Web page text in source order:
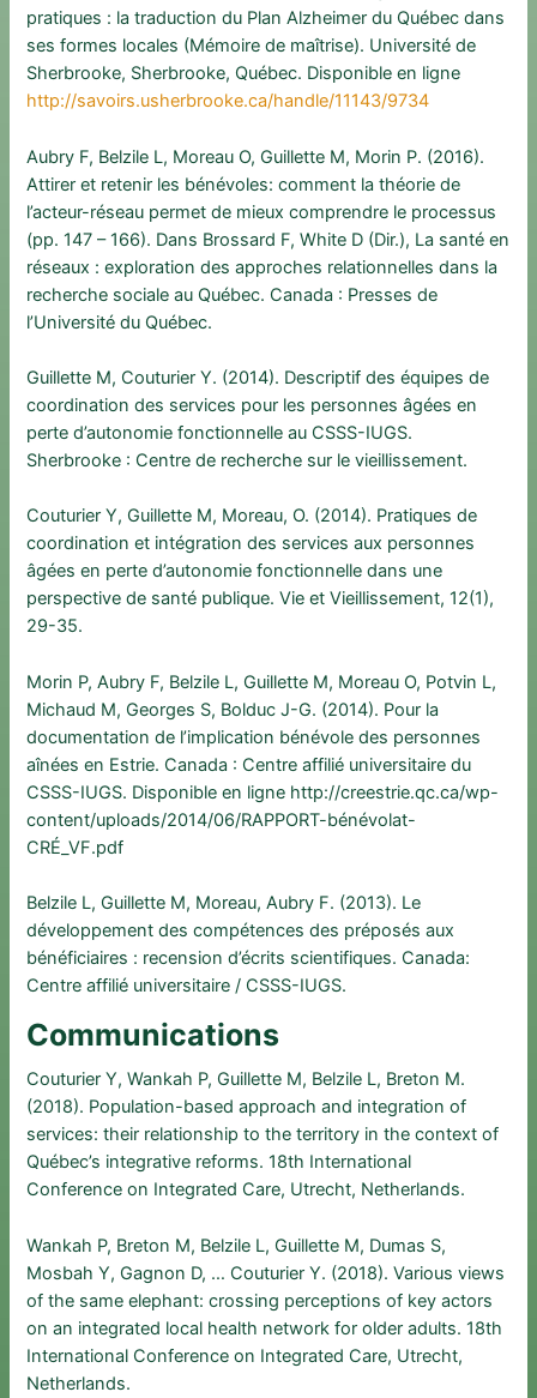
pratiques : la traduction du Plan Alzheimer du Québec dans
ses formes locales (Mémoire de maîtrise). Université de
Sherbrooke, Sherbrooke, Québec. Disponible en ligne
http://savoirs.usherbrooke.ca/handle/11143/9734
Aubry F, Belzile L, Moreau O, Guillette M, Morin P. (2016).
Attirer et retenir les bénévoles: comment la théorie de
l’acteur-réseau permet de mieux comprendre le processus
(pp. 147 – 166). Dans Brossard F, White D (Dir.), La santé en
réseaux : exploration des approches relationnelles dans la
recherche sociale au Québec. Canada : Presses de
l’Université du Québec.
Guillette M, Couturier Y. (2014). Descriptif des équipes de
coordination des services pour les personnes âgées en
perte d’autonomie fonctionnelle au CSSS-IUGS.
Sherbrooke : Centre de recherche sur le vieillissement.
Couturier Y, Guillette M, Moreau, O. (2014). Pratiques de
coordination et intégration des services aux personnes
âgées en perte d’autonomie fonctionnelle dans une
perspective de santé publique. Vie et Vieillissement, 12(1),
29-35.
Morin P, Aubry F, Belzile L, Guillette M, Moreau O, Potvin L,
Michaud M, Georges S, Bolduc J-G. (2014). Pour la
documentation de l’implication bénévole des personnes
aînées en Estrie. Canada : Centre affilié universitaire du
CSSS-IUGS. Disponible en ligne http://creestrie.qc.ca/wp-
content/uploads/2014/06/RAPPORT-bénévolat-
CRÉ_VF.pdf
Belzile L, Guillette M, Moreau, Aubry F. (2013). Le
développement des compétences des préposés aux
bénéficiaires : recension d’écrits scientifiques. Canada:
Centre affilié universitaire / CSSS-IUGS.
Communications
Couturier Y, Wankah P, Guillette M, Belzile L, Breton M.
(2018). Population-based approach and integration of
services: their relationship to the territory in the context of
Québec’s integrative reforms. 18th International
Conference on Integrated Care, Utrecht, Netherlands.
Wankah P, Breton M, Belzile L, Guillette M, Dumas S,
Mosbah Y, Gagnon D, … Couturier Y. (2018). Various views
of the same elephant: crossing perceptions of key actors
on an integrated local health network for older adults. 18th
International Conference on Integrated Care, Utrecht,
Netherlands.